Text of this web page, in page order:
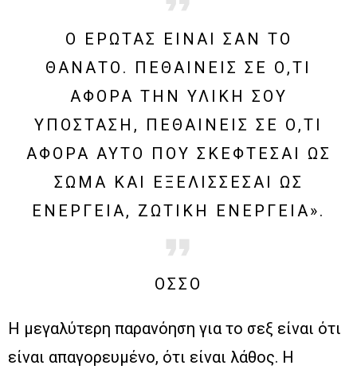
Ο ΈΡΩΤΑΣ ΕΊΝΑΙ ΣΑΝ ΤΟ
ΘΆΝΑΤΟ. ΠΕΘΑΊΝΕΙΣ ΣΕ Ό,ΤΙ
ΑΦΟΡΆ ΤΗΝ ΥΛΙΚΉ ΣΟΥ
ΥΠΌΣΤΑΣΗ, ΠΕΘΑΊΝΕΙΣ ΣΕ Ό,ΤΙ
ΑΦΟΡΆ ΑΥΤΌ ΠΟΥ ΣΚΈΦΤΕΣΑΙ ΩΣ
ΣΏΜΑ ΚΑΙ ΕΞΕΛΊΣΣΕΣΑΙ ΩΣ
ΕΝΈΡΓΕΙΑ, ΖΩΤΙΚΉ ΕΝΈΡΓΕΙΑ».
ΟΣΣΟ
Η μεγαλύτερη παρανόηση για το σεξ είναι ότι
είναι απαγορευμένο, ότι είναι λάθος. Η